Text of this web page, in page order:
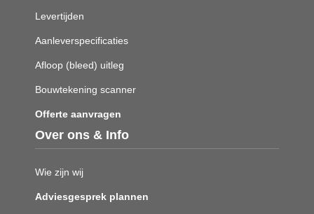
Levertijden
Aanleverspecificaties
Afloop (bleed) uitleg
Bouwtekening scanner
Offerte aanvragen
Over ons & Info
Wie zijn wij
Adviesgesprek plannen